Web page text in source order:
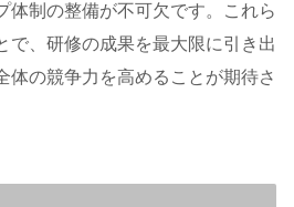
体制の整備が不可欠です。これら
で、研修の成果を最大限に引き出
体の競争力を高めることが期待さ